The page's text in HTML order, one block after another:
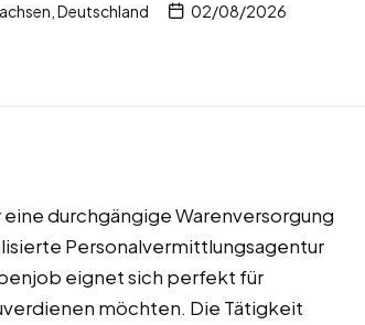
Deutschland 02/08/2026
durchgängige Warenversorgung
Personalvermittlungsagentur
eignet sich perfekt für
möchten. Die Tätigkeit